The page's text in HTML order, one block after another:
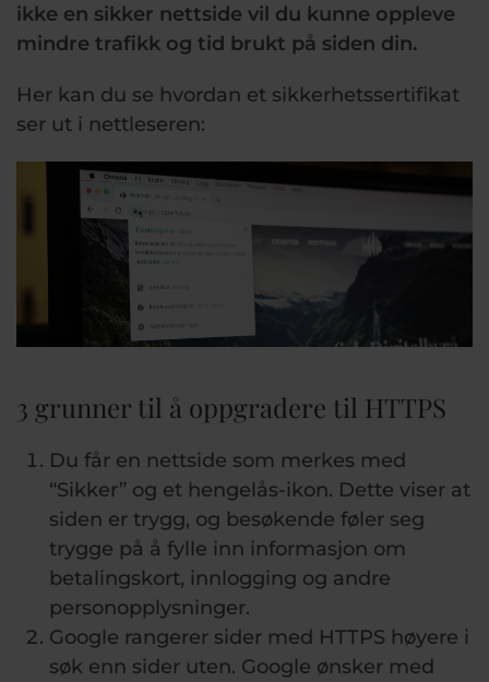
ikke en sikker nettside vil du kunne oppleve
mindre trafikk og tid brukt på siden din.
Her kan du se hvordan et sikkerhetssertifikat
ser ut i nettleseren:
3 grunner til å oppgradere til HTTPS
Du får en nettside som merkes med
“Sikker” og et hengelås-ikon. Dette viser at
siden er trygg, og besøkende føler seg
trygge på å fylle inn informasjon om
betalingskort, innlogging og andre
personopplysninger.
Google rangerer sider med HTTPS høyere i
søk enn sider uten. Google ønsker med